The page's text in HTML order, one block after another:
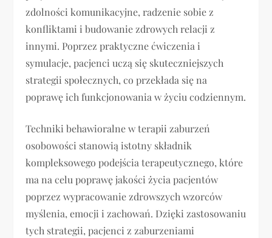
zdolności komunikacyjne, radzenie sobie z
konfliktami i budowanie zdrowych relacji z
innymi. Poprzez praktyczne ćwiczenia i
symulacje, pacjenci uczą się skuteczniejszych
strategii społecznych, co przekłada się na
poprawę ich funkcjonowania w życiu codziennym.
Techniki behawioralne w terapii zaburzeń
osobowości stanowią istotny składnik
kompleksowego podejścia terapeutycznego, które
ma na celu poprawę jakości życia pacjentów
poprzez wypracowanie zdrowszych wzorców
myślenia, emocji i zachowań. Dzięki zastosowaniu
tych strategii, pacjenci z zaburzeniami